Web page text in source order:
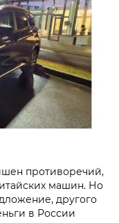
противоречий,
машин. Но
другого
в России